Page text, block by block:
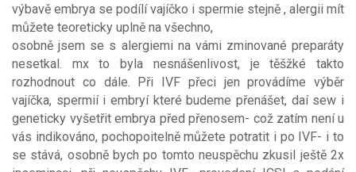
výbavě embrya se podílí vajíčko i spermie stejně , alergii mít
můžete teoreticky uplně na všechno,
osobně jsem se s alergiemi na vámi zminované preparáty
nesetkal. mx to byla nesnášenlivost, je těšžké takto
rozhodnout co dále. Při IVF přeci jen provádíme výběr
vajíčka, spermií i embryí které budeme přenášet, daí sew i
geneticky vyšetřit embrya před přenosem- což zatím není u
vás indikováno, pochopoitelně můžete potratit i po IVF- i to
se stává, osobně bych po tomto neuspěchu zkusil ještě 2x